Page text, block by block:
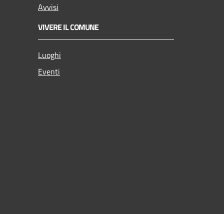
Avvisi
VIVERE IL COMUNE
Luoghi
Eventi